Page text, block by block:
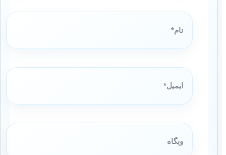
نام*
ایمیل*
وبگاه